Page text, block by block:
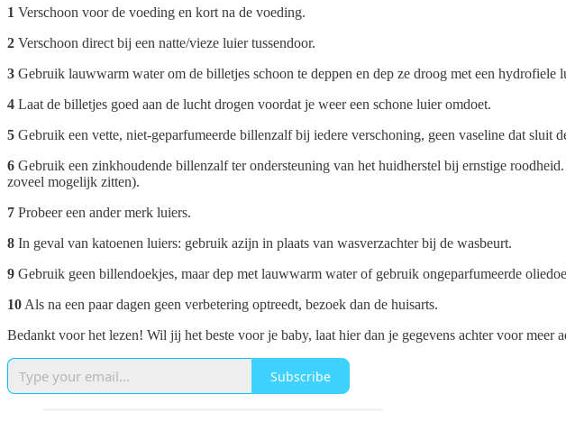
1 Verschoon voor de voeding en kort na de voeding.
2 Verschoon direct bij een natte/vieze luier tussendoor.
3 Gebruik lauwwarm water om de billetjes schoon te deppen en dep ze droog met een hydrofiele
4 Laat de billetjes goed aan de lucht drogen voordat je weer een schone luier omdoet.
5 Gebruik een vette, niet-geparfumeerde billenzalf bij iedere verschoning, geen vaseline dat sluit
6 Gebruik een zinkhoudende billenzalf ter ondersteuning van het huidherstel bij ernstige
zoveel mogelijk zitten).
7 Probeer een ander merk luiers.
8 In geval van katoenen luiers: gebruik azijn in plaats van wasverzachter bij de wasbeurt.
9 Gebruik geen billendoekjes, maar dep met lauwwarm water of gebruik ongeparfumeerde
10 Als na een paar dagen geen verbetering optreedt, bezoek dan de huisarts.
Bedankt voor het lezen! Wil jij het beste voor je baby, laat hier dan je gegevens achter voor meer
Subscribe